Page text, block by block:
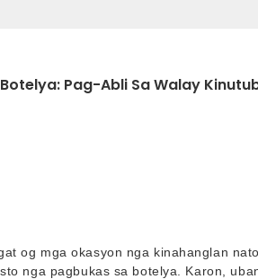
Pag-Abli Sa Walay
og mga okasyon nga kinahanglan
nga pagbukas sa botelya. Karon,